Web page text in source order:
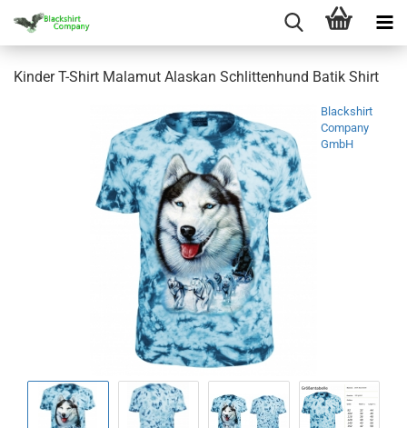
Kinder T-Shirt Malamut Alaskan Schlittenhund Batik Shirt
Blackshirt
Company
GmbH